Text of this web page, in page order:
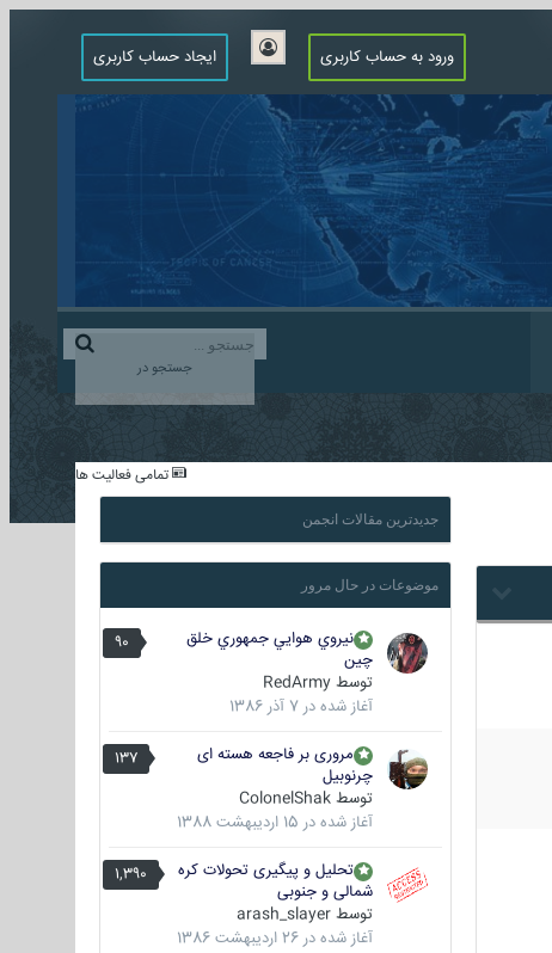
ورود به حساب کاربری ایجاد حساب کاربری
جستجو در
تمامی فعالیت ها
جدیدترین مقالات انجمن
موضوعات در حال مرور
90
نيروي هوايي جمهوري خلق
چين
توسط RedArmy
آغاز شده در 7 آذر 1386
137
مروری بر فاجعه هسته ای
چرنوبیل
توسط ColonelShak
آغاز شده در 15 اردیبهشت 1388
1,390
تحلیل و پیگیری تحولات کره
شمالی و جنوبی
توسط arash_slayer
آغاز شده در 26 اردیبهشت 1386